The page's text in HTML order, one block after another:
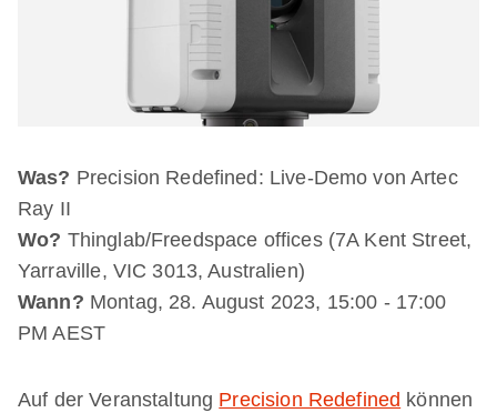
Was? Precision Redefined: Live-Demo von Artec
Ray II
Wo? Thinglab/Freedspace offices (7A Kent Street,
Yarraville, VIC 3013, Australien)
Wann? Montag, 28. August 2023, 15:00 - 17:00
PM AEST
Auf der Veranstaltung Precision Redefined können